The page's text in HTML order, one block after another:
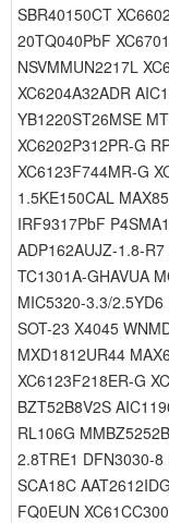
SBR40150CT
20TQ040PbF
NSVMMUN2217L
XC6204A32ADR
YB1220ST26MSE
XC6202P312PR-G
XC6123F744MR-G
1.5KE150CAL
IRF9317PbF
ADP162AUJZ-1.8-
TC1301A-GHAVUA
MIC5320-3.3/
SOT-23 X4045
MXD1812UR44
XC6123F218ER-G
BZT52B8V2S
RL106G
2.8TRE1 DFN3030-8
SCA18C
FQ0EUN